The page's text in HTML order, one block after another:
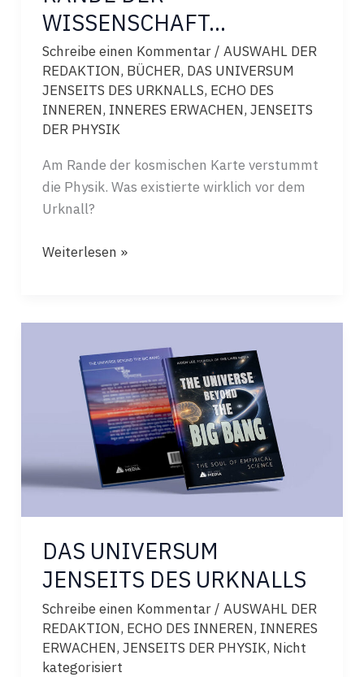
WISSENSCHAFT…
Schreibe einen Kommentar / AUSWAHL DER
REDAKTION, BÜCHER, DAS UNIVERSUM
JENSEITS DES URKNALLS, ECHO DES
INNEREN, INNERES ERWACHEN, JENSEITS
DER PHYSIK
Am Rande der kosmischen Karte verstummt
die Physik. Was existierte wirklich vor dem
Urknall?
DIE
WISSENSCHAFT…
Weiterlesen »
DAS UNIVERSUM
JENSEITS DES URKNALLS
Schreibe einen Kommentar / AUSWAHL DER
REDAKTION, ECHO DES INNEREN, INNERES
ERWACHEN, JENSEITS DER PHYSIK, Nicht
kategorisiert